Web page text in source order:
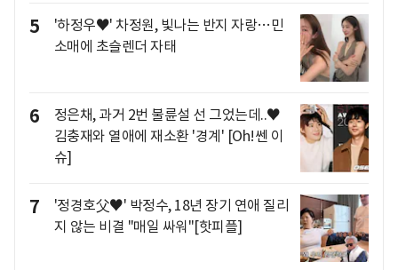
5
'하정우♥' 차정원, 빛나는 반지 자랑…민
소매에 초슬렌더 자태
6
정은채, 과거 2번 불륜설 선 그었는데..♥
김충재와 열애에 재소환 '경계' [Oh!쎈 이
슈]
7
'정경호父♥' 박정수, 18년 장기 연애 질리
지 않는 비결 "매일 싸워"[핫피플]